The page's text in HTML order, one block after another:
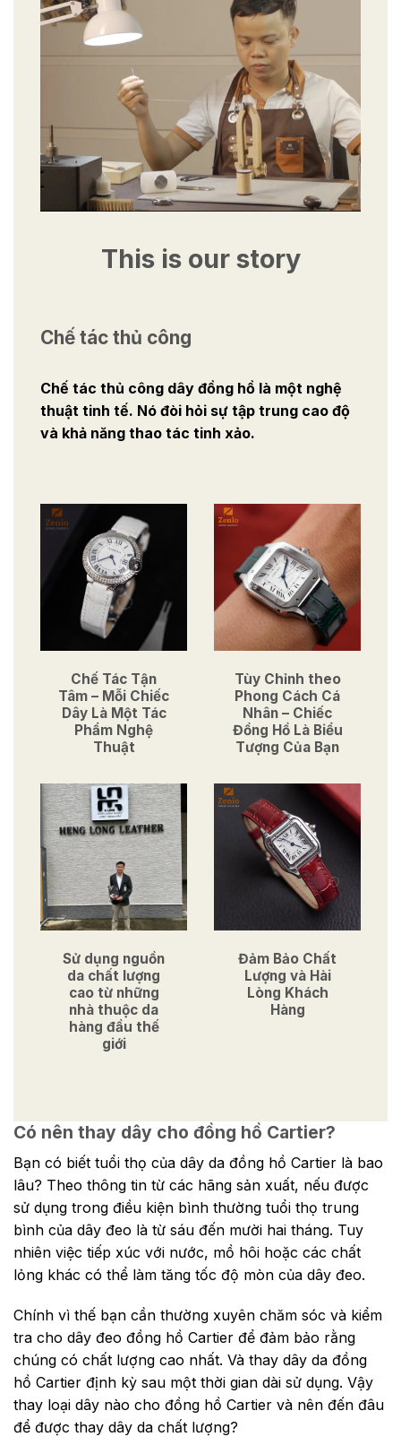
This is our story
Chế tác thủ công
Chế tác thủ công dây đồng hồ là một nghệ
thuật tinh tế. Nó đòi hỏi sự tập trung cao độ
và khả năng thao tác tinh xảo.
Chế Tác Tận
Tâm – Mỗi Chiếc
Dây Là Một Tác
Phẩm Nghệ
Thuật
Tùy Chỉnh theo
Phong Cách Cá
Nhân – Chiếc
Đồng Hồ Là Biểu
Tượng Của Bạn
Sử dụng nguồn
da chất lượng
cao từ những
nhà thuộc da
hàng đầu thế
giới
Đảm Bảo Chất
Lượng và Hài
Lòng Khách
Hàng
Có nên thay dây cho đồng hồ Cartier?
Bạn có biết tuổi thọ của dây da đồng hồ Cartier là bao
lâu? Theo thông tin từ các hãng sản xuất, nếu được
sử dụng trong điều kiện bình thường tuổi thọ trung
bình của dây đeo là từ sáu đến mười hai tháng. Tuy
nhiên việc tiếp xúc với nước, mồ hôi hoặc các chất
lỏng khác có thể làm tăng tốc độ mòn của dây đeo.
Chính vì thế bạn cần thường xuyên chăm sóc và kiểm
tra cho dây đeo đồng hồ Cartier để đảm bảo rằng
chúng có chất lượng cao nhất. Và thay dây da đồng
hồ Cartier định kỳ sau một thời gian dài sử dụng. Vậy
thay loại dây nào cho đồng hồ Cartier và nên đến đâu
để được thay dây da chất lượng?